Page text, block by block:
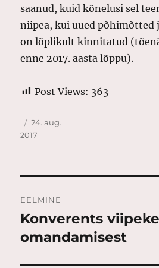
saanud, kuid kõnelusi sel
niipea, kui uued põhimõtted
on lõplikult kinnitatud
enne 2017. aasta lõppu).
Post Views: 363
Autor
Postitatud
24. aug.
2017
EELMINE
Eelmine
postitus:
Konverents
omandamisest